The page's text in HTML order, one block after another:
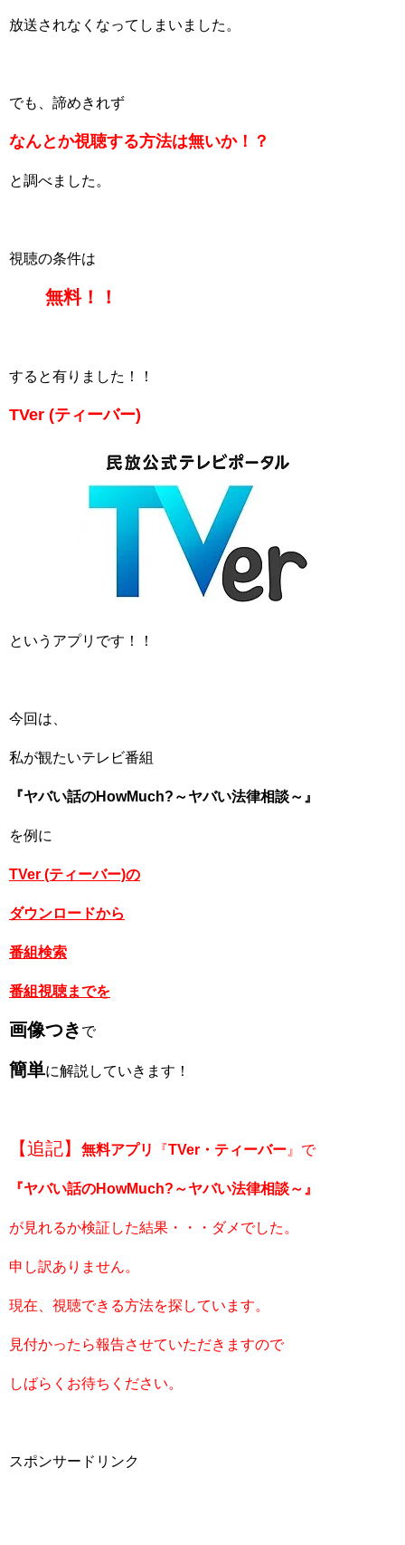
放送されなくなってしまいました。
でも、諦めきれず
なんとか視聴する方法は無いか！？
と調べました。
視聴の条件は
無料！！
すると有りました！！
TVer (ティーバー)
というアプリです！！
今回は、
私が観たいテレビ番組
『ヤバい話のHowMuch?～ヤバい法律相談～』
を例に
TVer (ティーバー)の
ダウンロードから
番組検索
番組視聴までを
画像つき で
簡単に解説していきます！
【追記】 無料アプリ 『TVer・ティーバー 』で
『ヤバい話のHowMuch?～ヤバい法律相談～』
が見れるか検証した結果・・・ダメでした。
申し訳ありません。
現在、視聴できる方法を探しています。
見付かったら報告させていただきますので
しばらくお待ちください。
スポンサードリンク